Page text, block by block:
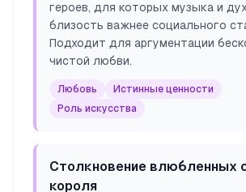
героев, для которых музыка и
близость важнее социального
Подходит для аргументации
чистой любви.
Любовь
Истинные ценности
Роль искусства
Столкновение влюбленных
короля